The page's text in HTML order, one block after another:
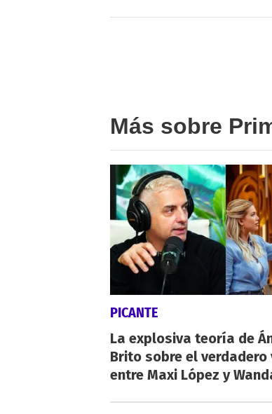
Más sobre
PICANTE
La explosiva teoría de
Brito sobre el verdadero
entre Maxi López y